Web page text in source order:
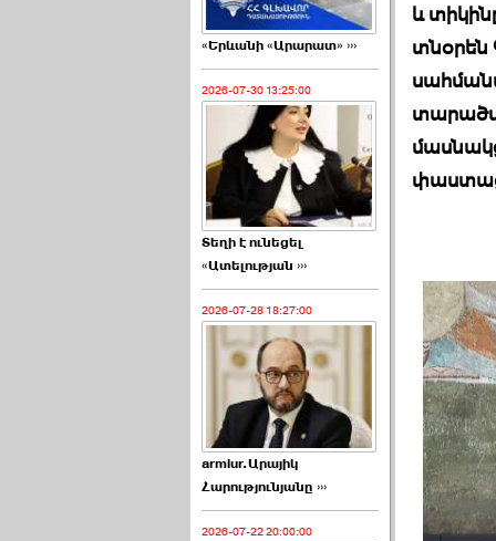
«Երևանի «Արարատ» ›››
2026-07-30 13:25:00
Տեղի է ունեցել
«Ատելության ›››
2026-07-28 18:27:00
armlur.Արայիկ
Հարությունյանը ›››
2026-07-22 20:00:00
և
տնօրեն